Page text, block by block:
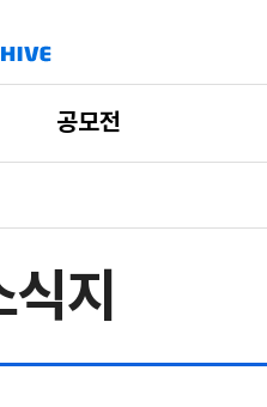
공모전
식지